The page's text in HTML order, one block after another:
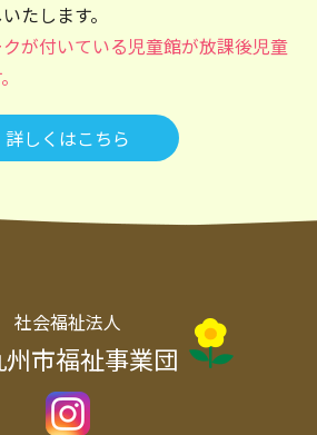
たします。
が付いている児童館が放課後児童
詳しくはこちら
社会福祉法人
州市福祉事業団